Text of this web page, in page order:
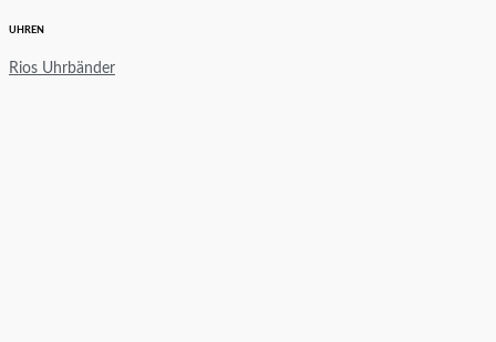
UHREN
Rios Uhrbänder